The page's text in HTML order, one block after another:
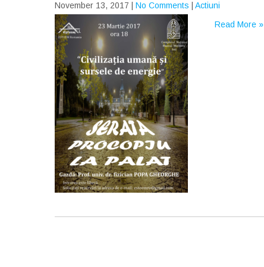
November 13, 2017 No Comments
Actiuni
Read More »